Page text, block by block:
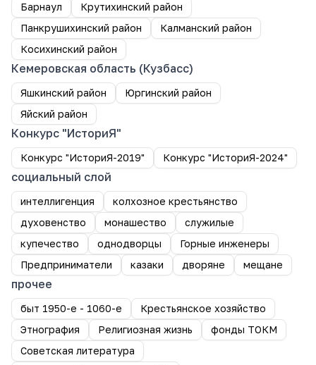
Барнаул
Крутихинский район
Панкрушихинский район
Калманский район
Косихинский район
Кемеровская область (Кузбасс)
Яшкинский район
Юргинский район
Яйский район
Конкурс "ИсториЯ"
Конкурс "ИсториЯ-2019" Конкурс "ИсториЯ-2024"
социальный слой
интеллигенция
колхозное крестьянство
духовенство
монашество
служилые
купечество
однодворцы
Горные инженеры
Предприниматели
казаки дворяне мещане
прочее
быт 1950-е - 1060-е
Крестьянское хозяйство
Этнография
Религиозная жизнь
фонды ТОКМ
Советская литература